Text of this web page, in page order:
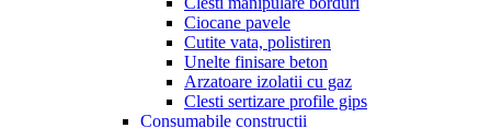
Ciocane pavele
Cutite vata, polistiren
Unelte finisare beton
Arzatoare izolatii cu gaz
Clesti sertizare profile gips
Consumabile constructii